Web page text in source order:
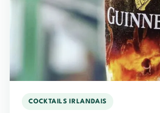
COCKTAILS IRLANDAIS